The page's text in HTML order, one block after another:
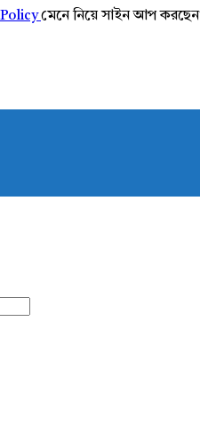
মেনে নিয়ে সাইন আপ করছেন